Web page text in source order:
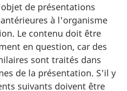
de présentations
à l'organisme
Le contenu doit être
en question, car des
sont traités dans
de la présentation. S'il y
suivants doivent être